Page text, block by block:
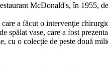
McDonald's, în 1955,
a făcut o intervenţie
spălat vase, care a fost
cu o colecţie de peste două